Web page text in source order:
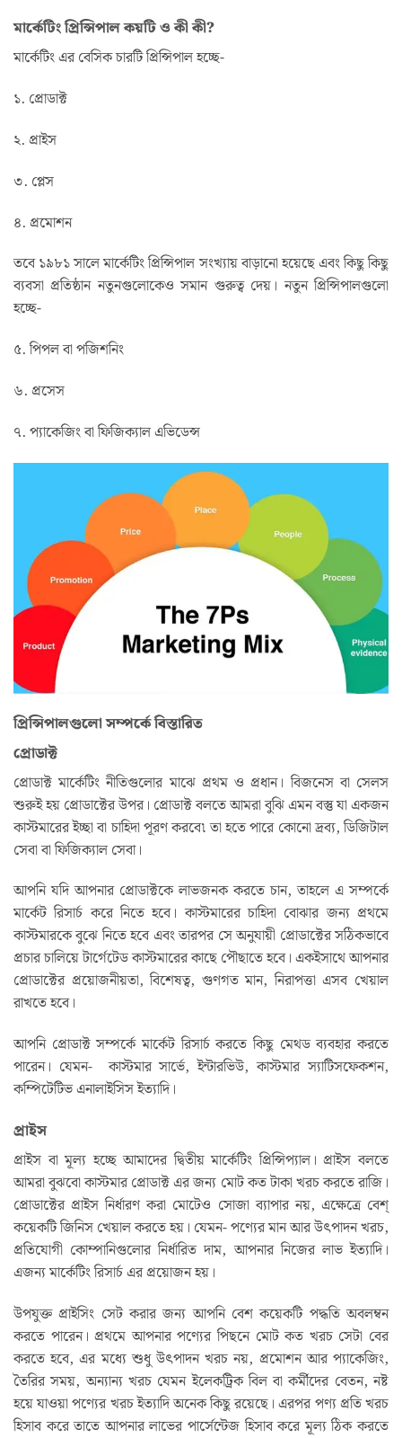
মার্কেটিং প্রিন্সিপাল কয়টি ও কী কী?
মার্কেটিং এর বেসিক চারটি প্রিন্সিপাল হচ্ছে-
১. প্রোডাক্ট
২. প্রাইস
৩. প্লেস
৪. প্রমোশন
তবে ১৯৮১ সালে মার্কেটিং প্রিন্সিপাল সংখ্যায় বাড়ানো হয়েছে এবং কিছু কিছু
ব্যবসা প্রতিষ্ঠান নতুনগুলোকেও সমান গুরুত্ব দেয়। নতুন প্রিন্সিপালগুলো
হচ্ছে-
৫. পিপল বা পজিশনিং
৬. প্রসেস
৭. প্যাকেজিং বা ফিজিক্যাল এভিডেন্স
প্রিন্সিপালগুলো সম্পর্কে বিস্তারিত
প্রোডাক্ট
প্রোডাক্ট মার্কেটিং নীতিগুলোর মাঝে প্রথম ও প্রধান। বিজনেস বা সেলস
শুরুই হয় প্রোডাক্টের উপর। প্রোডাক্ট বলতে আমরা বুঝি এমন বস্তু যা একজন
কাস্টমারের ইচ্ছা বা চাহিদা পূরণ করবে৷ তা হতে পারে কোনো দ্রব্য, ডিজিটাল
সেবা বা ফিজিক্যাল সেবা।
আপনি যদি আপনার প্রোডাক্টকে লাভজনক করতে চান, তাহলে এ সম্পর্কে
মার্কেট রিসার্চ করে নিতে হবে। কাস্টমারের চাহিদা বোঝার জন্য প্রথমে
কাস্টমারকে বুঝে নিতে হবে এবং তারপর সে অনুযায়ী প্রোডাক্টের সঠিকভাবে
প্রচার চালিয়ে টার্গেটেড কাস্টমারের কাছে পৌছাতে হবে। একইসাথে আপনার
প্রোডাক্টের প্রয়োজনীয়তা, বিশেষত্ব, গুণগত মান, নিরাপত্তা এসব খেয়াল
রাখতে হবে।
আপনি প্রোডাক্ট সম্পর্কে মার্কেট রিসার্চ করতে কিছু মেথড ব্যবহার করতে
পারেন। যেমন- কাস্টমার সার্ভে, ইন্টারভিউ, কাস্টমার স্যাটিসফেকশন,
কম্পিটেটিভ এনালাইসিস ইত্যাদি।
প্রাইস
প্রাইস বা মূল্য হচ্ছে আমাদের দ্বিতীয় মার্কেটিং প্রিন্সিপ্যাল। প্রাইস বলতে
আমরা বুঝবো কাস্টমার প্রোডাক্ট এর জন্য মোট কত টাকা খরচ করতে রাজি।
প্রোডাক্টের প্রাইস নির্ধারণ করা মোটেও সোজা ব্যাপার নয়, এক্ষেত্রে বেশ্
কয়েকটি জিনিস খেয়াল করতে হয়। যেমন- পণ্যের মান আর উৎপাদন খরচ,
প্রতিযোগী কোম্পানিগুলোর নির্ধারিত দাম, আপনার নিজের লাভ ইত্যাদি।
এজন্য মার্কেটিং রিসার্চ এর প্রয়োজন হয়।
উপযুক্ত প্রাইসিং সেট করার জন্য আপনি বেশ কয়েকটি পদ্ধতি অবলম্বন
করতে পারেন। প্রথমে আপনার পণ্যের পিছনে মোট কত খরচ সেটা বের
করতে হবে, এর মধ্যে শুধু উৎপাদন খরচ নয়, প্রমোশন আর প্যাকেজিং,
তৈরির সময়, অন্যান্য খরচ যেমন ইলেকট্রিক বিল বা কর্মীদের বেতন, নষ্ট
হয়ে যাওয়া পণ্যের খরচ ইত্যাদি অনেক কিছু রয়েছে। এরপর পণ্য প্রতি খরচ
হিসাব করে তাতে আপনার লাভের পার্সেন্টেজ হিসাব করে মূল্য ঠিক করতে